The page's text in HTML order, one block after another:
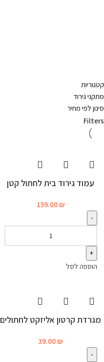
קטגוריות
מתקני גירוד
סינון לפי מחיר
Filters
עמוד גירוד בית לחתול קטן
159.00 ₪
הוספה לסל
מגרדת קרטון אליזקט לחתולים
39.00 ₪